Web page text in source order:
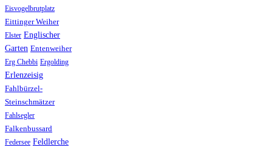
Eisvogelbrutplatz
Eittinger Weiher
Elster Englischer
Garten Entenweiher
Erg Chebbi Ergolding
Erlenzeisig
Fahlbürzel-
Steinschmätzer
Fahlsegler
Falkenbussard
Federsee Feldlerche